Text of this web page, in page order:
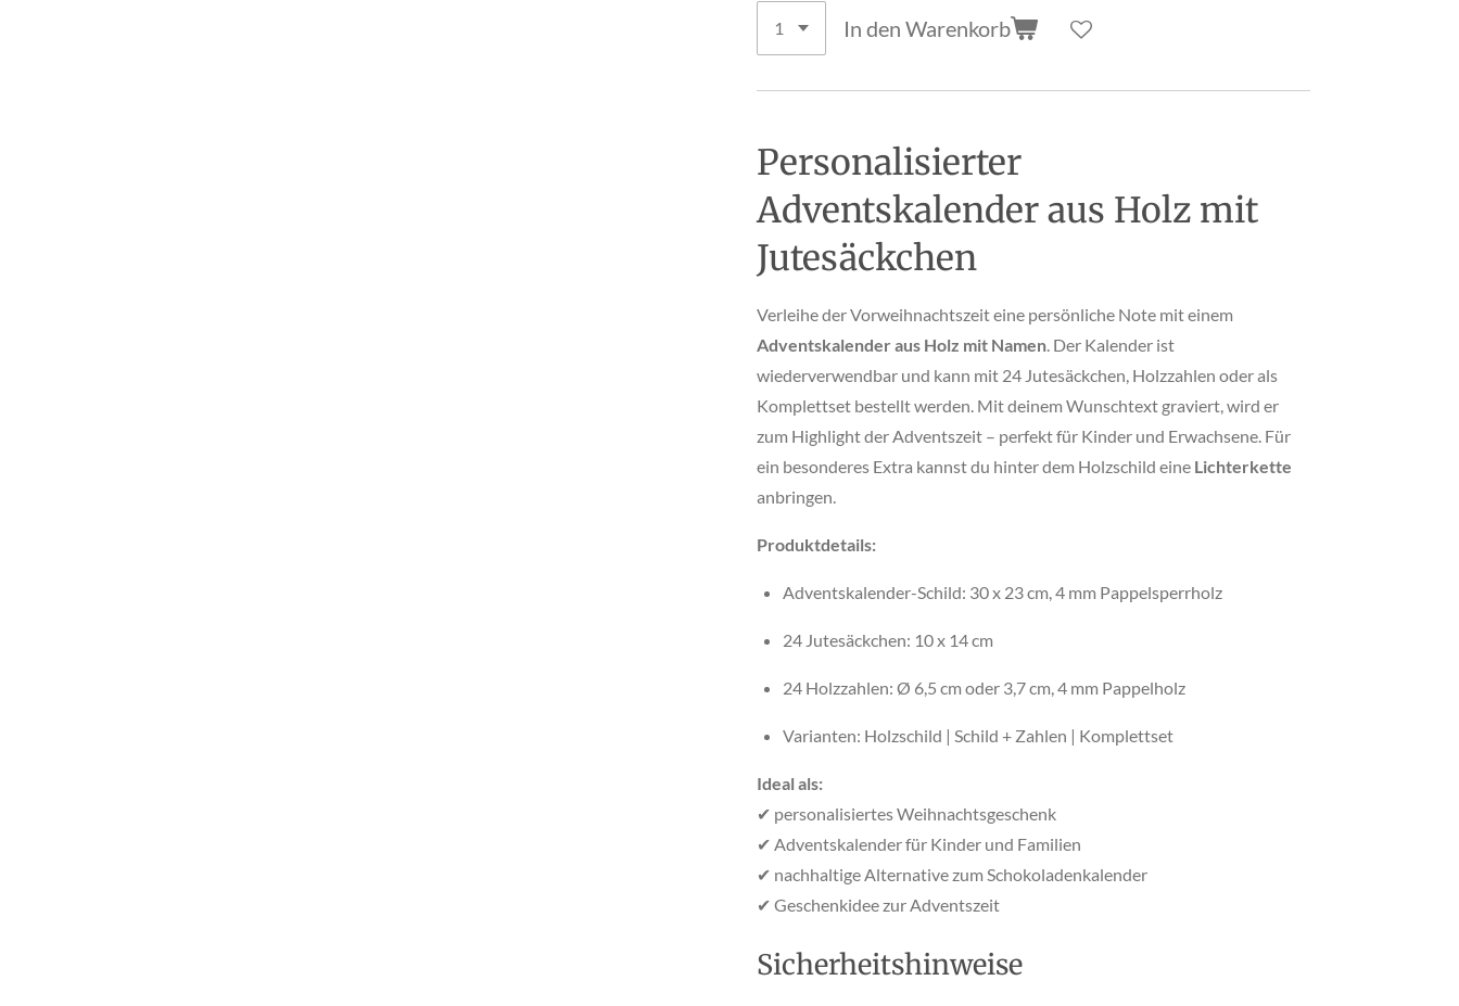
In den Warenkorb
Personalisierter
Adventskalender aus Holz mit
Jutesäckchen
Verleihe der Vorweihnachtszeit eine persönliche Note mit einem
Adventskalender aus Holz mit Namen . Der Kalender ist
wiederverwendbar und kann mit 24 Jutesäckchen, Holzzahlen oder als
Komplettset bestellt werden. Mit deinem Wunschtext graviert, wird er
zum Highlight der Adventszeit – perfekt für Kinder und Erwachsene. Für
ein besonderes Extra kannst du hinter dem Holzschild eine Lichterkette
anbringen.
Produktdetails:
Adventskalender-Schild: 30 x 23 cm, 4 mm Pappelsperrholz
24 Jutesäckchen: 10 x 14 cm
24 Holzzahlen: Ø 6,5 cm oder 3,7 cm, 4 mm Pappelholz
Varianten: Holzschild | Schild + Zahlen | Komplettset
Ideal als:
✔ personalisiertes Weihnachtsgeschenk
✔ Adventskalender für Kinder und Familien
✔ nachhaltige Alternative zum Schokoladenkalender
✔ Geschenkidee zur Adventszeit
Sicherheitshinweise